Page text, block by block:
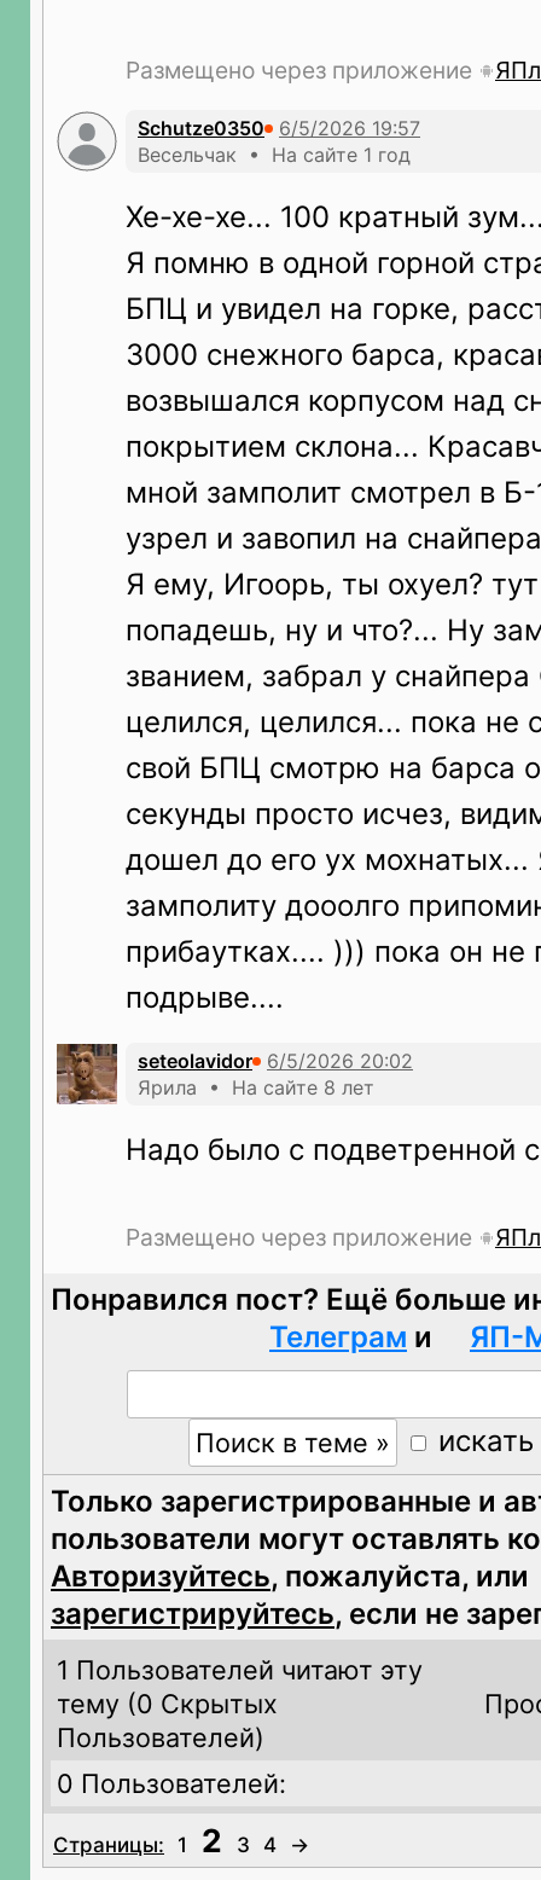
Размещено через приложение
Schutze0350
Весельчак • На сайте 1 год
Хе-хе-хе... 100 кратный
Я помню в одной горной
БПЦ и увидел на горке,
3000 снежного барса,
возвышался корпусом над
покрытием склона...
мной замполит смотрел в
узрел и завопил на
Я ему, Игоорь, ты охуел?
попадешь, ну и что?... Ну
званием, забрал у
целился, целился... пока не
свой БПЦ смотрю на барса
секунды просто исчез,
дошел до его ух мохнатых...
замполиту дооолго
прибаутках.... ))) пока он не
подрыве....
seteolavidor
Ярила • На сайте 8 лет
Надо было с подветренной
Размещено через приложение
Понравился пост? Ещё больше
Телеграм и ЯП-
Только зарегистрированные и
пользователи могут оставлять
Авторизуйтесь, пожалуйста, или
зарегистрируйтесь, если не
1 Пользователей читают эту
тему (0 Скрытых
Пользователей)
0 Пользователей:
Страницы: 1 2 3 4 →